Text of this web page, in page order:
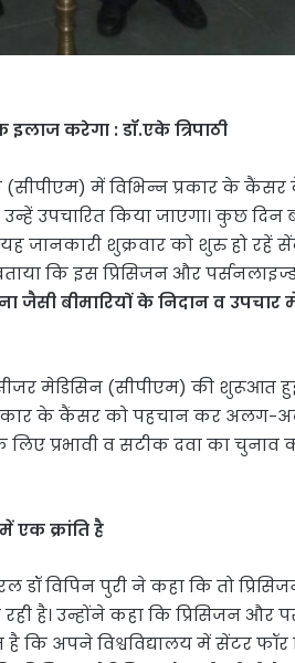
करेगा : डॉ.एके त्रिपाठी
में विभिन्न प्रकार के
उपचारित किया जाएगा। कुछ दिन
जानकारी शुक्रवार को शुरु हो रहें
कि इस प्रिसिजन और
जैसी बीमारियों के निदान व उपचार में
मेडिसिन (सीपीएम) की शुरूआत
के कैंसर को पहचान कर अलग-
प्रभावी व सटीक दवा का चुनाव
एक क्रांति है
विपिन पुरी ने कहा कि तो
है। उन्होंने कहा कि प्रिसिजन और
कि अपने विश्वविद्यालय में सेंटर फॉर